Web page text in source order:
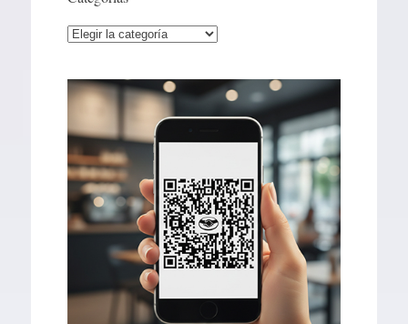
Categorías